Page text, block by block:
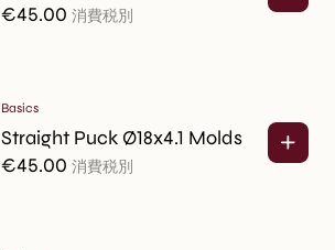
€45.00 消費税別
Basics
Straight Puck Ø18x4.1 Molds
€45.00 消費税別